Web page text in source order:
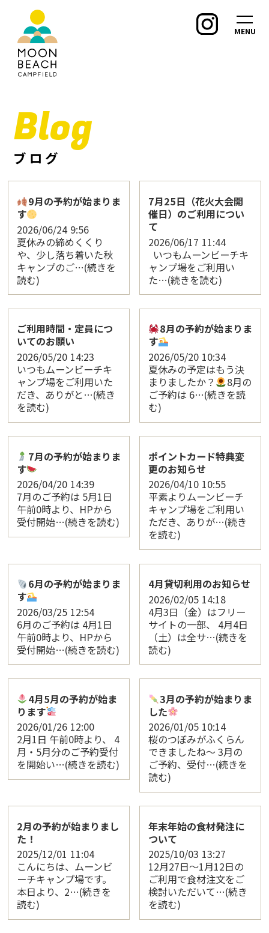
MENU
Blog
ブログ
9月の予約が始まりま
す
2026/06/24 9:56
夏休みの締めくくり
や、少し落ち着いた秋
キャンプのご…(続きを
読む)
7月25日（花火大会開
催日）のご利用につい
て
2026/06/17 11:44
いつもムーンビーチキ
ャンプ場をご利用い
た…(続きを読む)
ご利用時間・定員につ
いてのお願い
2026/05/20 14:23
いつもムーンビーチキ
ャンプ場をご利用いた
だき、ありがと…(続き
を読む)
8月の予約が始まりま
す
2026/05/20 10:34
夏休みの予定はもう決
まりましたか？
8月の
ご予約は 6…(続きを読
む)
7月の予約が始まりま
す
2026/04/20 14:39
7月のご予約は 5月1日
午前0時より、HPから
受付開始…(続きを読む)
ポイントカード特典変
更のお知らせ
2026/04/10 10:55
平素よりムーンビーチ
キャンプ場をご利用い
ただき、ありが…(続き
を読む)
6月の予約が始まりま
す
2026/03/25 12:54
6月のご予約は 4月1日
午前0時より、HPから
受付開始…(続きを読む)
4月貸切利用のお知らせ
2026/02/05 14:18
4月3日（金）はフリー
サイトの一部、 4月4日
（土）は全サ…(続きを
読む)
4月5月の予約が始ま
ります
2026/01/26 12:00
2月1日 午前0時より、 4
月・5月分のご予約受付
を開始い…(続きを読む)
3月の予約が始まりま
した
2026/01/05 10:14
桜のつぼみがふくらん
できましたね～ 3月の
ご予約、受付…(続きを
読む)
2月の予約が始まりまし
た！
2025/12/01 11:04
こんにちは、ムーンビ
ーチキャンプ場です。
本日より、2…(続きを
読む)
年末年始の食材発注に
ついて
2025/10/03 13:27
12月27日～1月12日の
ご利用で食材注文をご
検討いただいて…(続き
を読む)